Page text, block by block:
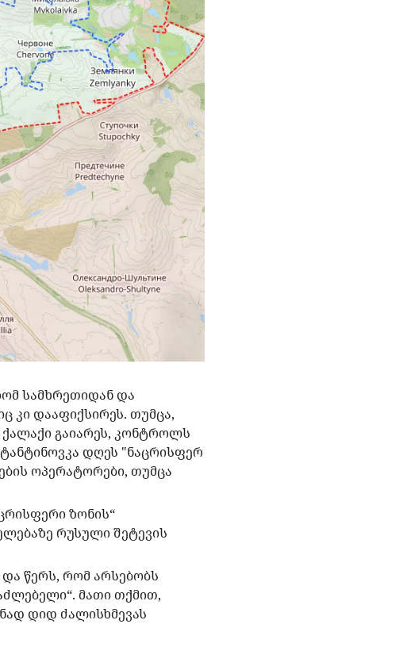
სამხრეთიდან და
კი დააფიქსირეს. თუმცა,
ქალაქი გაიარეს, კონტროლს
დღეს "ნაცრისფერ
ოპერატორები, თუმცა
ზონის“
რუსული შეტევის
წერს, რომ არსებობს
მათი თქმით,
დიდ ძალისხმევას